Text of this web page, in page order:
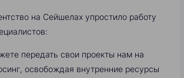
на Сейшелах упростило работу
передать свои проекты нам на
освобождая внутренние ресурсы